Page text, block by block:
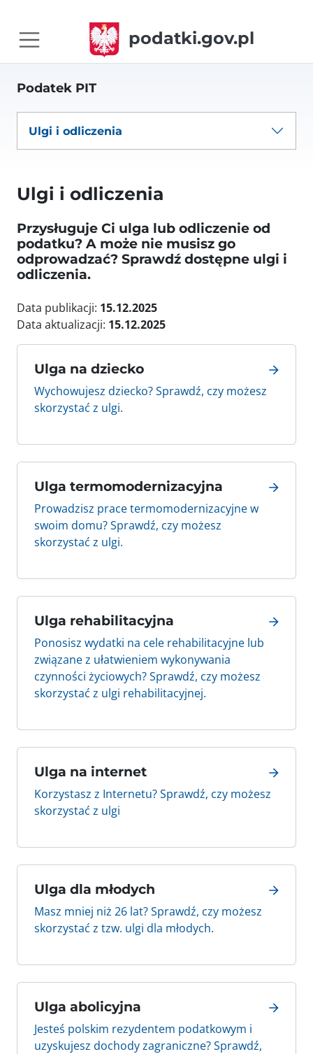
podatki.gov.pl
Podatek PIT
Ulgi i odliczenia
Ulgi i odliczenia
Przysługuje Ci ulga lub odliczenie od
podatku? A może nie musisz go
odprowadzać? Sprawdź dostępne ulgi i
odliczenia.
Data publikacji: 15.12.2025
Data aktualizacji: 15.12.2025
Ulga na dziecko
Wychowujesz dziecko? Sprawdź, czy możesz
skorzystać z ulgi.
Ulga termomodernizacyjna
Prowadzisz prace termomodernizacyjne w
swoim domu? Sprawdź, czy możesz
skorzystać z ulgi.
Ulga rehabilitacyjna
Ponosisz wydatki na cele rehabilitacyjne lub
związane z ułatwieniem wykonywania
czynności życiowych? Sprawdź, czy możesz
skorzystać z ulgi rehabilitacyjnej.
Ulga na internet
Korzystasz z Internetu? Sprawdź, czy możesz
skorzystać z ulgi
Ulga dla młodych
Masz mniej niż 26 lat? Sprawdź, czy możesz
skorzystać z tzw. ulgi dla młodych.
Ulga abolicyjna
Jesteś polskim rezydentem podatkowym i
uzyskujesz dochody zagraniczne? Sprawdź,